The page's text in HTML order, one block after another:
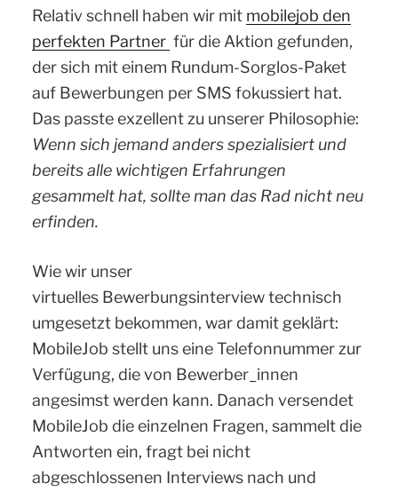
Relativ schnell haben wir mit mobilejob den
perfekten Partner für die Aktion gefunden,
der sich mit einem Rundum-Sorglos-Paket
auf Bewerbungen per SMS fokussiert hat.
Das passte exzellent zu unserer Philosophie:
Wenn sich jemand anders spezialisiert und
bereits alle wichtigen Erfahrungen
gesammelt hat, sollte man das Rad nicht neu
erfinden.
Wie wir unser
virtuelles Bewerbungsinterview technisch
umgesetzt bekommen, war damit geklärt:
MobileJob stellt uns eine Telefonnummer zur
Verfügung, die von Bewerber_innen
angesimst werden kann. Danach versendet
MobileJob die einzelnen Fragen, sammelt die
Antworten ein, fragt bei nicht
abgeschlossenen Interviews nach und